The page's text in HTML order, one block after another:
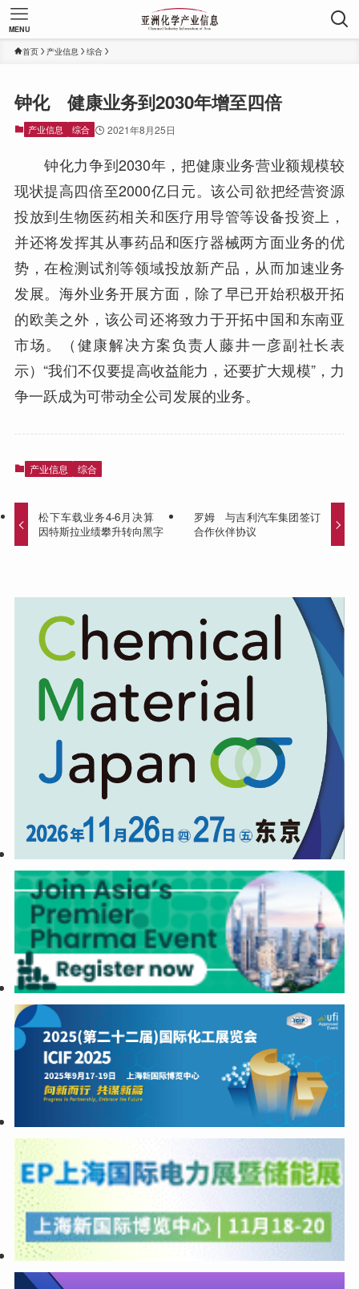
MENU
首页 产业信息 综合
钟化 健康业务到2030年增至四倍
产业信息 综合 2021年8月25日
钟化力争到2030年，把健康业务营业额规模较
现状提高四倍至2000亿日元。该公司欲把经营资源
投放到生物医药相关和医疗用导管等设备投资上，
并还将发挥其从事药品和医疗器械两方面业务的优
势，在检测试剂等领域投放新产品，从而加速业务
发展。海外业务开展方面，除了早已开始积极开拓
的欧美之外，该公司还将致力于开拓中国和东南亚
市场。（健康解决方案负责人藤井一彦副社长表
示）“我们不仅要提高收益能力，还要扩大规模”，力
争一跃成为可带动全公司发展的业务。
产业信息 综合
松下车载业务4-6月决算
因特斯拉业绩攀升转向黑字
罗姆 与吉利汽车集团签订
合作伙伴协议